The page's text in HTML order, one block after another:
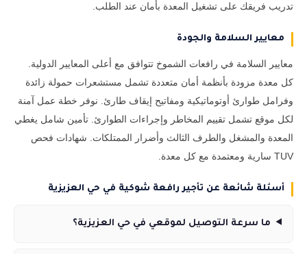
تدريب فريقك على تشغيل المعدة بأمان عند الطلب.
معايير السلامة والجودة
معايير السلامة في رافعات الشموخ تتوافق مع أعلى المعايير الدولية.
كل معدة مزودة بأنظمة أمان متعددة تشمل مستشعرات حمولة زائدة
وفرامل طوارئ أوتوماتيكية ومفاتيح إيقاف طارئ. نوفر خطة عمل آمنة
لكل موقع تشمل تقييم المخاطر وإجراءات الطوارئ. تأمين شامل يغطي
المعدة والمشغل والطرف الثالث وأضرار الممتلكات. شهادات فحص
TUV سارية ومعتمدة مع كل معدة.
أسئلة شائعة عن تأجير رافعة شوكية في حي العزيزية
ما سرعة التوصيل لموقعي في حي العزيزية؟